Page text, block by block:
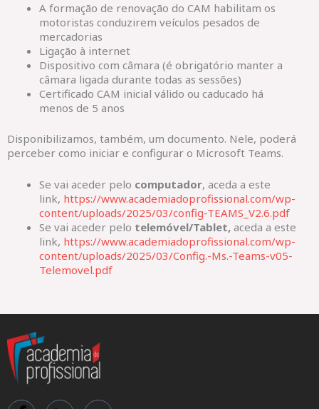
A formação de renovação do CAM habilitam os
motoristas conduzirem veículos pesados de
mercadorias
Ligação à internet
Dispositivo com câmara (é obrigatório manter a
câmara ligada durante todas as sessões)
Certificado CAM inicial válido ou caducado há
menos de 5 anos
Disponibilizamos, também, um documento. Nele, poderá
perceber como iniciar e configurar o Microsoft Teams.
Se vai aceder pelo computador, aceda a este
link, https://www.academiadoprofissional.com/wp-
content/uploads/2025/03/config-TEAMS_V2.6.pdf
Se vai aceder pelo telemóvel/Tablet, aceda a este
link, https://www.academiadoprofissional.com/wp-
content/uploads/2025/03/Config.-Ms.-Teams-v05-
Telemovel.pdf